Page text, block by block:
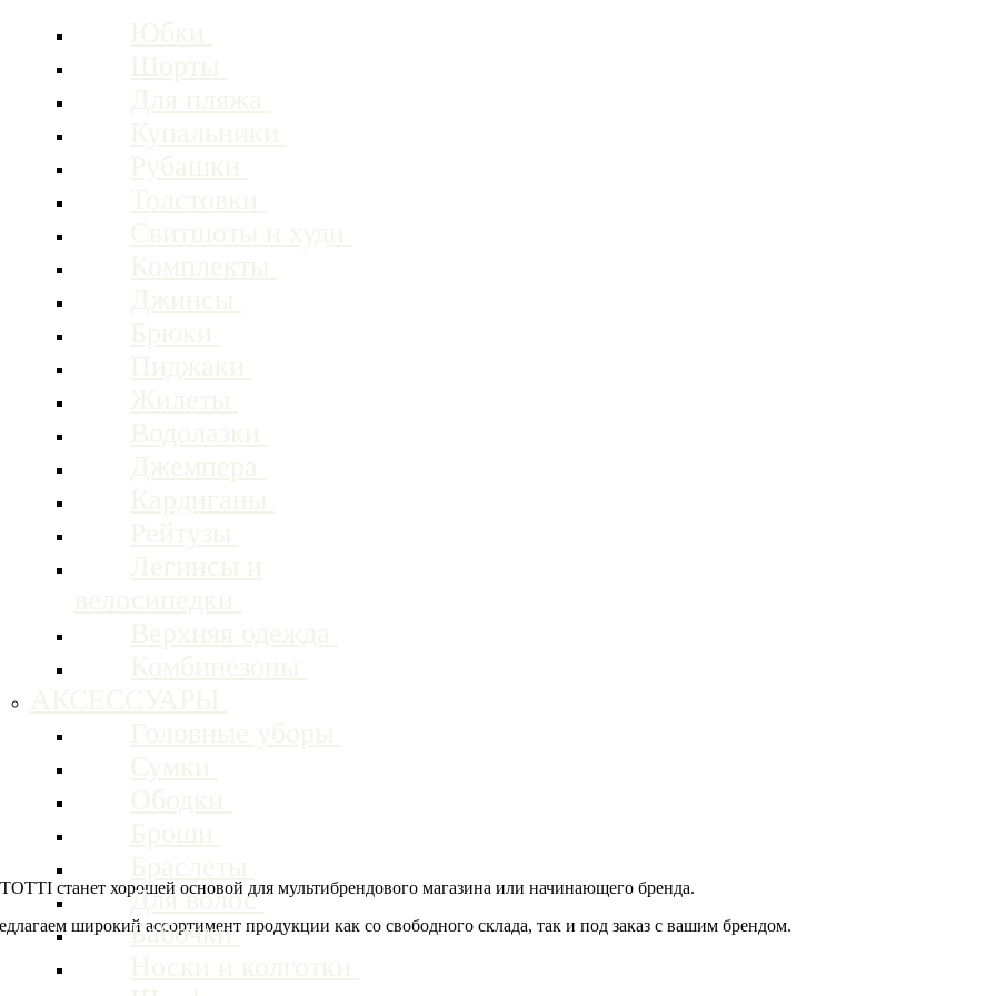
Для волос
Бабочки
станет хорошей основой для мультибрендового магазина или начинающего бренда.
широкий ассортимент продукции как со свободного склада, так и под заказ с вашим брендом.